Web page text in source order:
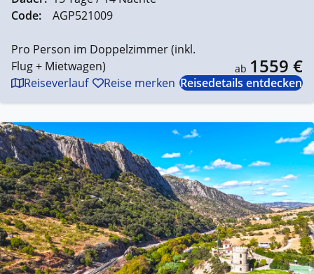
Code:
AGP521009
Pro Person im Doppelzimmer (inkl.
Flug + Mietwagen)
ab 1559 €
Reiseverlauf Reise merken Reisedetails entdecken